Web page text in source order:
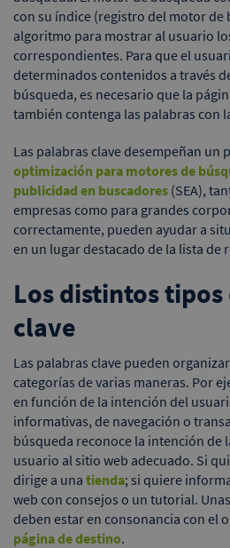
con su índice (registro del motor de
algoritmo para mostrar al usuario
correspondientes. Para que el
determinados contenidos a través
búsqueda, es necesario que la
también contenga las palabras con
Las palabras clave desempeñan un
optimización para motores de
publicidad en buscadores (SEA),
empresas como para grandes
correctamente, pueden ayudar a
en un lugar destacado de la lista de
Los distintos
clave
Las palabras clave pueden
categorías de varias maneras. Por
en función de la intención del
informativas, de navegación o
búsqueda reconoce la intención de
usuario al sitio web adecuado. Si
dirige a una tienda; si quiere
web con consejos o un tutorial.
deben estar en consonancia con el
página de destino.